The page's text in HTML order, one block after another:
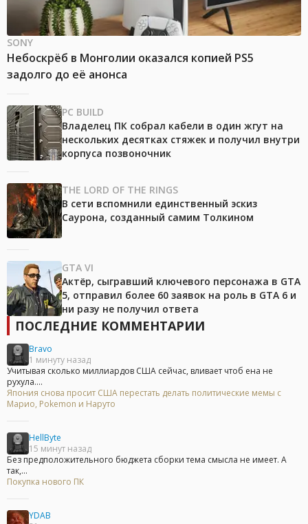
SONY
Небоскрёб в Монголии оказался копией PS5
задолго до её анонса
PC BUILD
Владелец ПК собрал кабели в один жгут на
нескольких десятках стяжек и получил внутри
корпуса позвоночник
THE LORD OF THE RINGS
В сети вспомнили единственный эскиз
Саурона, созданный самим Толкином
GTA VI
Актёр, сыгравший ключевого персонажа в GTA
5, отправил более 60 заявок на роль в GTA 6 и
ни разу не получил ответа
ПОСЛЕДНИЕ КОММЕНТАРИИ
Bravo
1 минуту назад
Учитывая сколько миллиардов США сейчас, вливает чтоб ена не
рухула....
Япония снова просит США перестать делать политические мемы с
Марио, Pokemon и Наруто
HellByte
15 минут назад
Без предположительного бюджета сборки тема смысла не имеет. А
так,...
Покупка нового ПК
YDAB